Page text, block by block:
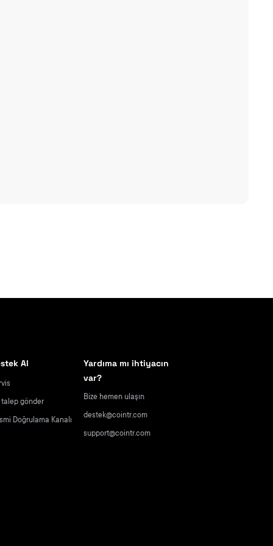
Al
talep gönder
Doğrulama Kanalı
Yardıma mı ihtiyacın
var?
Bize hemen ulaşın
destek@cointr.com
support@cointr.com